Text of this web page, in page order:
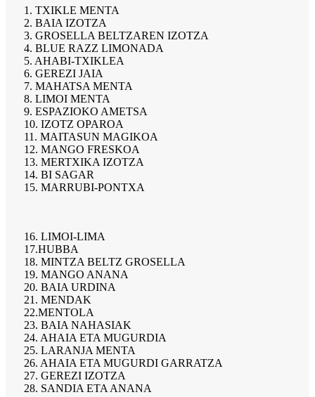
1. TXIKLE MENTA
2. BAIA IZOTZA
3. GROSELLA BELTZAREN IZOTZA
4. BLUE RAZZ LIMONADA
5. AHABI-TXIKLEA
6. GEREZI JAIA
7. MAHATSA MENTA
8. LIMOI MENTA
9. ESPAZIOKO AMETSA
10. IZOTZ OPAROA
11. MAITASUN MAGIKOA
12. MANGO FRESKOA
13. MERTXIKA IZOTZA
14. BI SAGAR
15. MARRUBI-PONTXA
16. LIMOI-LIMA
17.HUBBA
18. MINTZA BELTZ GROSELLA
19. MANGO ANANA
20. BAIA URDINA
21. MENDAK
22.MENTOLA
23. BAIA NAHASIAK
24. AHAIA ETA MUGURDIA
25. LARANJA MENTA
26. AHAIA ETA MUGURDI GARRATZA
27. GEREZI IZOTZA
28. SANDIA ETA ANANA